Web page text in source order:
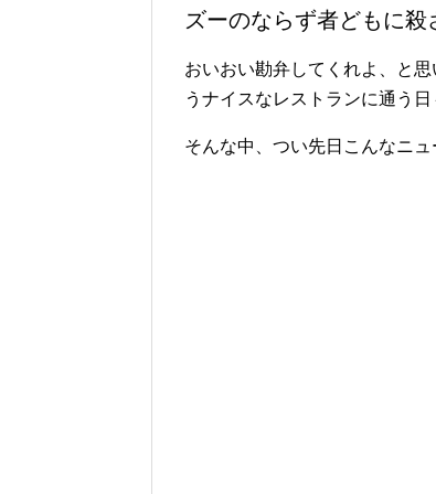
ズーのならず者どもに殺
おいおい勘弁してくれよ、と
うナイスなレストランに通う日
そんな中、つい先日こんなニュ